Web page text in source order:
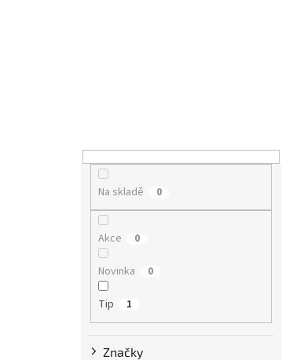
Na skladě 0
Akce 0
Novinka 0
Tip 1
Značky